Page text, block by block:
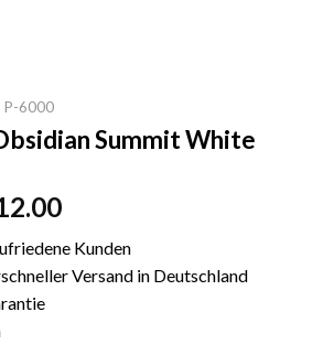
P-6000
Summit White
Kunden
Versand in Deutschland